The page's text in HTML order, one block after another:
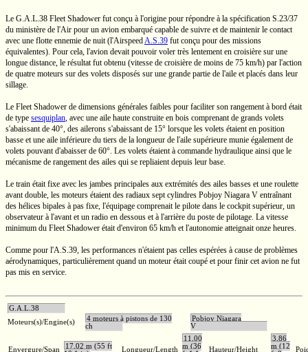
Le G.A.L.38 Fleet Shadower fut conçu à l'origine pour répondre à la spécification S.23/37
du ministère de l'Air pour un avion embarqué capable de suivre et de maintenir le contact
avec une flotte ennemie de nuit (l'AirspeedA.S.39 fut conçu pour des missions
équivalentes). Pour cela, l'avion devait pouvoir voler très lentement en croisière sur une
longue distance, le résultat fut obtenu (vitesse de croisière de moins de 75 km/h) par l'action
de quatre moteurs sur des volets disposés sur une grande partie de l'aile et placés dans leur
sillage.
Le Fleet Shadower de dimensions générales faibles pour faciliter son rangement à bord était
de type sesquiplan, avec une aile haute construite en bois comprenant de grands volets
s'abaissant de 40°, des ailerons s'abaissant de 15° lorsque les volets étaient en position
basse et une aile inférieure du tiers de la longueur de l'aile supérieure munie également de
volets pouvant d'abaisser de 60°. Les volets étaient à commande hydraulique ainsi que le
mécanisme de rangement des ailes qui se repliaient depuis leur base.
Le train était fixe avec les jambes principales aux extrémités des ailes basses et une roulette
avant double, les moteurs étaient des radiaux sept cylindres Pobjoy Niagara V entraînant
des hélices bipales à pas fixe, l'équipage comprenait le pilote dans le cockpit supérieur, un
observateur à l'avant et un radio en dessous et à l'arrière du poste de pilotage. La vitesse
minimum du Fleet Shadower était d'environ 65 km/h et l'autonomie atteignait onze heures.
Comme pour l'A.S.39, les performances n'étaient pas celles espérées à cause de problèmes
aérodynamiques, particulièrement quand un moteur était coupé et pour finir cet avion ne fut
pas mis en service.
G.A.L.38
Moteurs(s)/Engine(s)
4 moteurs à pistons de 130
ch
Pobjoy Niagara
V
Envergure/Span
17,02 m (55 ft
Longueur/Length
11,00
m (36
Hauteur/Height
3,86
m (12